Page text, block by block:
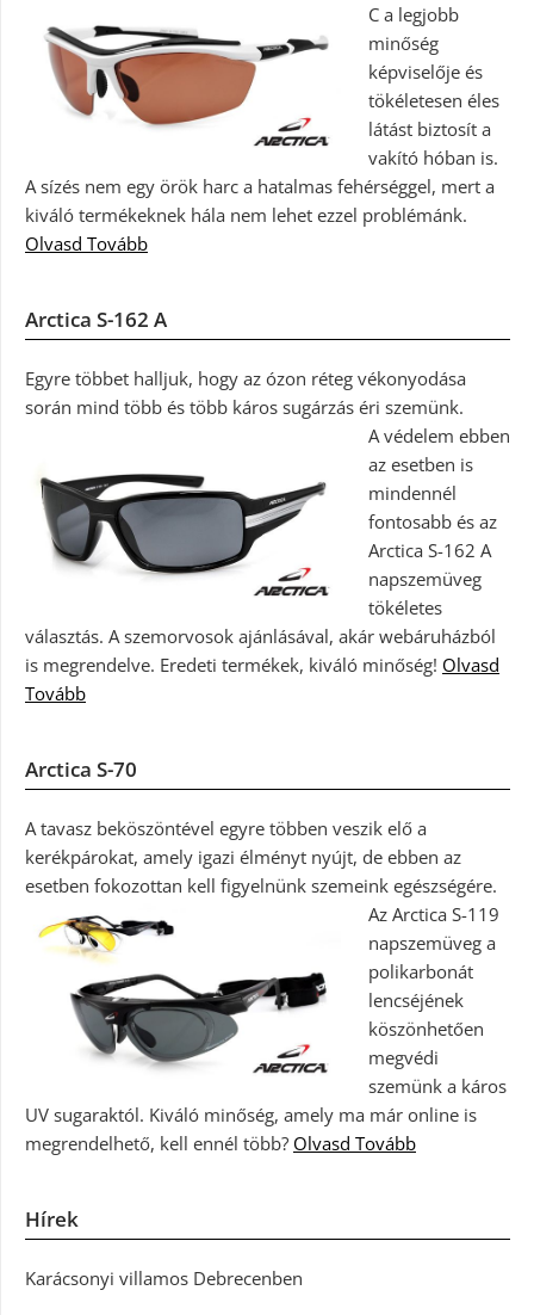
C a legjobb
minőség
képviselője és
tökéletesen éles
látást biztosít a
vakító hóban is.
A sízés nem egy örök harc a hatalmas fehérséggel, mert a
kiváló termékeknek hála nem lehet ezzel problémánk.
Olvasd Tovább
Arctica S-162 A
Egyre többet halljuk, hogy az ózon réteg vékonyodása
során mind több és több káros sugárzás éri szemünk.
A védelem ebben
az esetben is
mindennél
fontosabb és az
Arctica S-162 A
napszemüveg
tökéletes
választás. A szemorvosok ajánlásával, akár webáruházból
is megrendelve. Eredeti termékek, kiváló minőség! Olvasd
Tovább
Arctica S-70
A tavasz beköszöntével egyre többen veszik elő a
kerékpárokat, amely igazi élményt nyújt, de ebben az
esetben fokozottan kell figyelnünk szemeink egészségére.
Az Arctica S-119
napszemüveg a
polikarbonát
lencséjének
köszönhetően
megvédi
szemünk a káros
UV sugaraktól. Kiváló minőség, amely ma már online is
megrendelhető, kell ennél több? Olvasd Tovább
Hírek
Karácsonyi villamos Debrecenben